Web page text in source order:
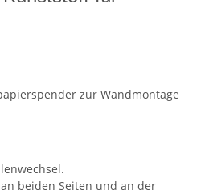
zur Wandmontage
beiden Seiten und an der